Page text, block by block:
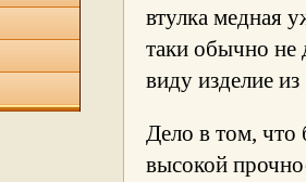
втулка медная
таки обычно не
виду изделие
Дело в том, что
высокой